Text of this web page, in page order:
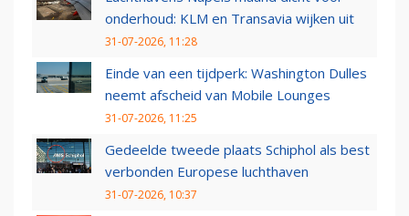
onderhoud: KLM en Transavia wijken uit
31-07-2026, 11:28
Einde van een tijdperk: Washington Dulles
neemt afscheid van Mobile Lounges
31-07-2026, 11:25
Gedeelde tweede plaats Schiphol als best
verbonden Europese luchthaven
31-07-2026, 10:37